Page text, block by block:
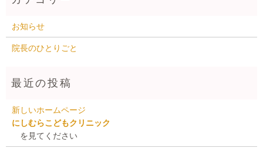
お知らせ
院長のひとりごと
新しいホームページ
にしむらこどもクリニック
を見てください